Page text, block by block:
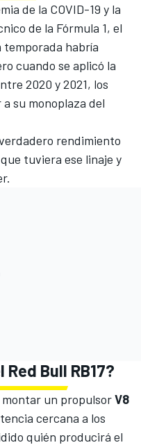
de la COVID-19 y la
de la Fórmula 1, el
temporada habría
cuando se aplicó la
2020 y 2021, los
su monoplaza del
rendimiento
tuviera ese linaje y
Bull RB17?
un propulsorV8
cercana a los
quién producirá el